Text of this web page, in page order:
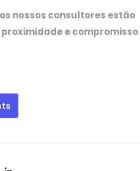
nossos consultores estão
e compromisso.